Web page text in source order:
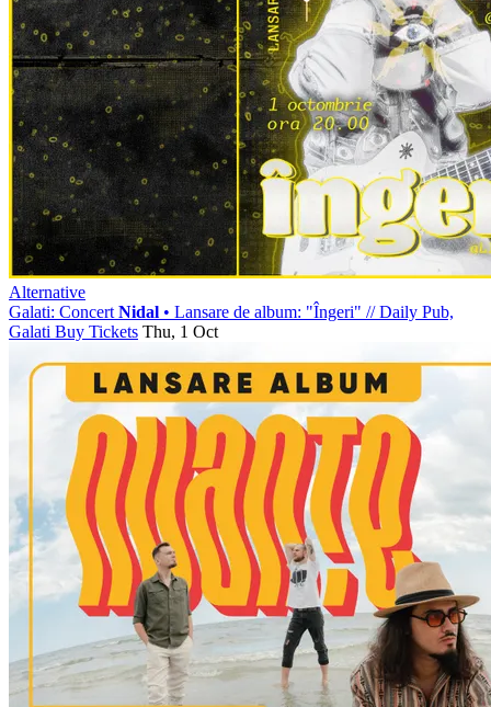
Alternative
Galati: Concert Nidal • Lansare de album: "Îngeri" //Daily Pub,
Galati Buy Tickets Thu, 1 Oct